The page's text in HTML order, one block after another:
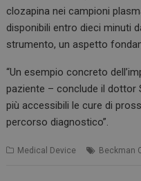
clozapina nei campioni
disponibili entro dieci minuti
strumento, un aspetto
“Un esempio concreto
paziente – conclude il dottor
più accessibili le cure di
percorso diagnostico”.
Medical Device Beckman